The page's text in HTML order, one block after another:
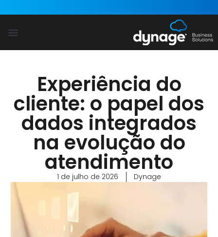
Experiência do
cliente: o papel dos
dados integrados
na evolução do
atendimento
1 de julho de 2026 Dynage